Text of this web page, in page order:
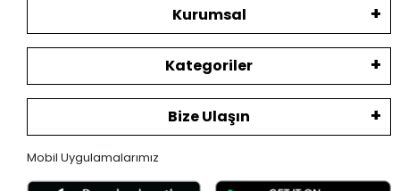
Kurumsal
Kategoriler
Bize Ulaşın
Mobil Uygulamalarımız